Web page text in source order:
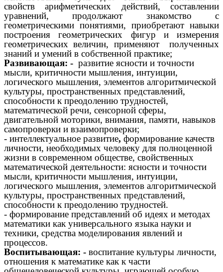
свойств арифметических действий, составлении
уравнений, продолжают знакомство с
геометрическими понятиями, приобретают навыки
построения геометрических фигур и измерения
геометрических величин, применяют полученных
знаний и умений в собственной практике;
Развивающая: - развитие ясности и точности
мысли, критичности мышления, интуиции,
логического мышления, элементов алгоритмической
культуры, пространственных представлений,
способности к преодолению трудностей,
математической речи, сенсорной сферы,
двигательной моторики, внимания, памяти, навыков
самопроверки и взаимопроверки;
- интеллектуальное развитие, формирование качеств
личности, необходимых человеку для полноценной
жизни в современном обществе, свойственных
математической деятельности: ясности и точности
мысли, критичности мышления, интуиции,
логического мышления, элементов алгоритмической
культуры, пространственных представлений,
способности к преодолению трудностей.
- формирование представлений об идеях и методах
математики как универсального языка науки и
техники, средства моделирования явлений и
процессов.
Воспитывающая: - воспитание культуры личности,
отношения к математике как к части